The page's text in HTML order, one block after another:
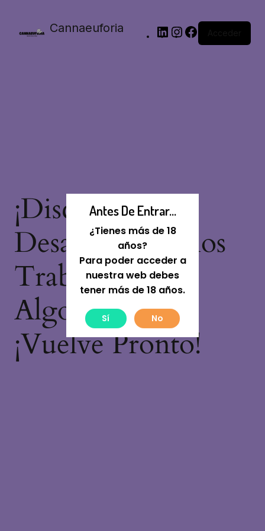
Antes De Entrar...
¿Tienes más de 18
años?
Para poder acceder a
nuestra web debes
tener más de 18 años.
Sí No
Cannaeuforia
¡Disculpa Este
Desastre! Estamos
Trabajando En
Algo Increíble,
¡vuelve Pronto!